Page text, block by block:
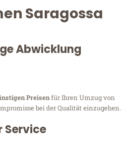
Saragossa
Abwicklung
Preisenfür Ihren Umzug von
bei der Qualität einzugehen.
Service